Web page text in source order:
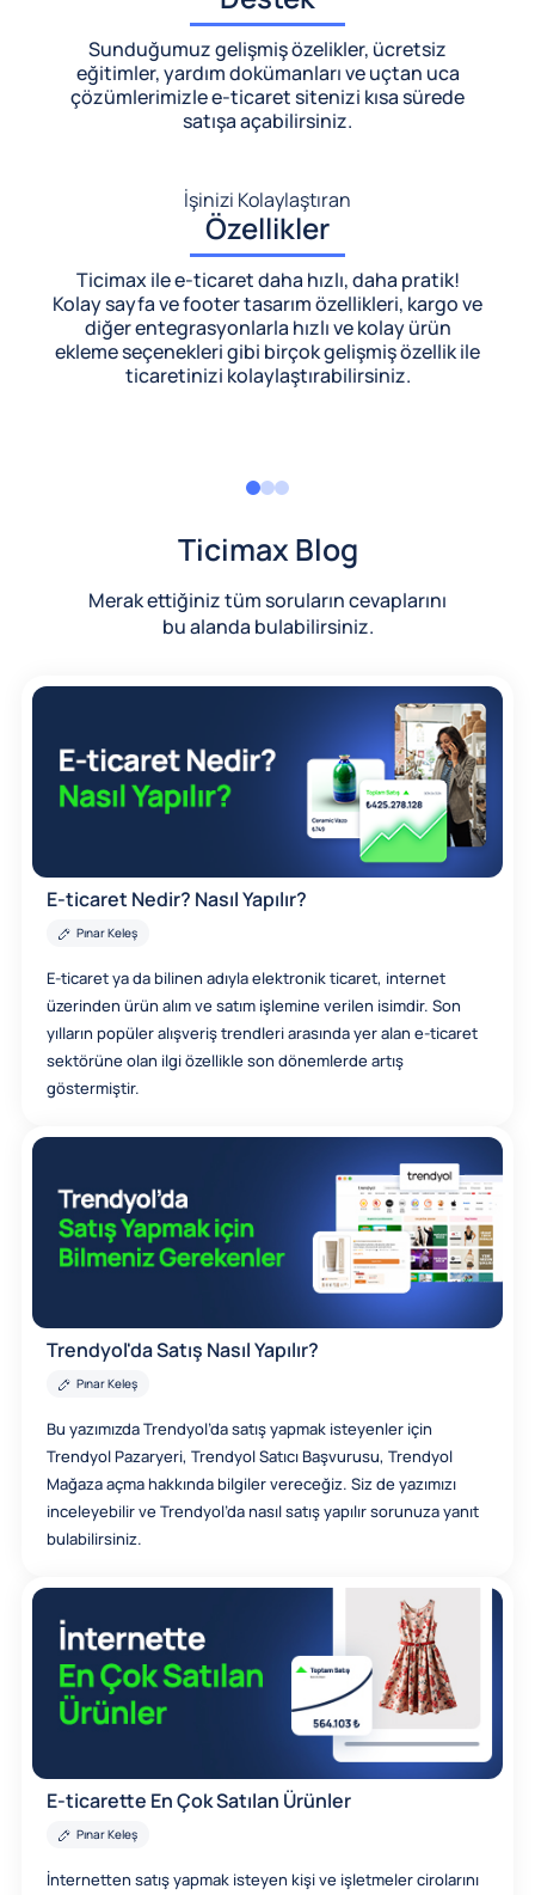
Sunduğumuz gelişmiş özelikler, ücretsiz
eğitimler, yardım dokümanları ve uçtan uca
çözümlerimizlee-ticaret sitenizi kısa sürede
satışa açabilirsiniz.
İşinizi Kolaylaştıran
Özellikler
Ticimax ile e-ticaret daha hızlı, daha pratik!
Kolay sayfa ve footer tasarım özellikleri, kargo ve
diğer entegrasyonlarla hızlı ve kolay ürün
ekleme seçenekleri gibi birçok gelişmiş özellik ile
ticaretinizi kolaylaştırabilirsiniz.
Ticimax Blog
Merak ettiğiniz tüm soruların cevaplarını
bu alanda bulabilirsiniz.
E-ticaret Nedir? Nasıl Yapılır?
Pınar Keleş
E-ticaret ya da bilinen adıyla elektronik ticaret, internet
üzerinden ürün alım ve satım işlemine verilen isimdir. Son
yılların popüler alışveriş trendleri arasında yer alan e-ticaret
sektörüne olan ilgi özellikle son dönemlerde artış
göstermiştir.
Trendyol'da Satış Nasıl Yapılır?
Pınar Keleş
Bu yazımızda Trendyol’da satış yapmak isteyenler için
Trendyol Pazaryeri, Trendyol Satıcı Başvurusu, Trendyol
Mağaza açma hakkında bilgiler vereceğiz. Siz de yazımızı
inceleyebilir ve Trendyol’da nasıl satış yapılır sorunuza yanıt
bulabilirsiniz.
E-ticarette En Çok Satılan Ürünler
Pınar Keleş
İnternetten satış yapmak isteyen kişi ve işletmeler cirolarını